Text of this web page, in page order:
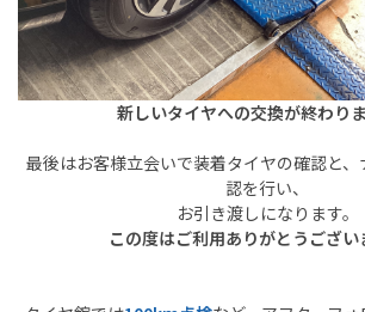
新しいタイヤへの交換が終わりま
最後はお客様立会いで装着タイヤの確認と
認を行い、
お引き渡しになります。
この度はご利用ありがとうござい